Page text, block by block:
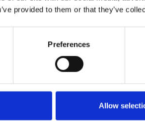
provided to them or that they’ve
Preferences
Allow